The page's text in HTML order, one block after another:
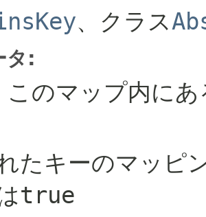
、クラス
タ:
のマップ内にあ
たキーのマッピ
true